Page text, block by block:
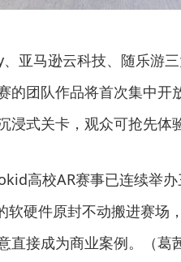
亚马逊云科技、随乐游
的团队作品将首次集中开
式关卡，观众可抢先体验
高校AR赛事已连续举
软硬件原封不动搬进赛场
直接成为商业案例。（葛